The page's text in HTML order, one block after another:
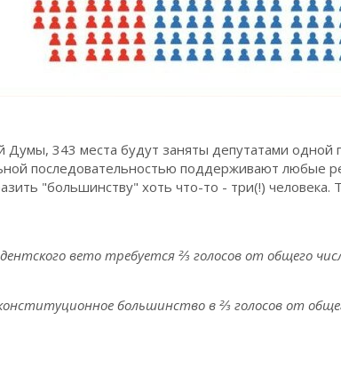
Думы, 343 места будут заняты депутатами одной
последовательностью поддерживают любые
"большинству" хоть что-то - три(!) человека.
вето требуется ⅔ голосов от общего
большинство в ⅔ голосов от